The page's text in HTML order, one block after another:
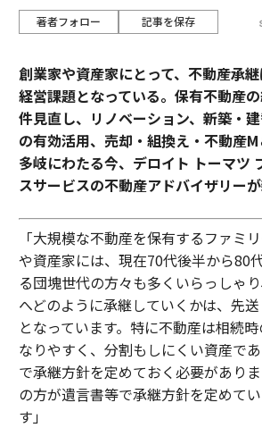
著者フォロー 記事を保存
創業家や資産家にとって、不動産承
経営課題となっている。保有不動産
件見直し、リノベーション、新築・
の有効活用、売却・組換え・不動産
多岐にわたる今、デロイト トーマツ
スサービスの不動産アドバイザリーが
「大規模な不動産を保有するファミ
や資産家には、現在70代後半から80
る団塊世代の方々も多くいらっしゃ
へどのように承継していくかは、先
となっています。特に不動産は相続
なりやすく、分割もしにくい資産で
で承継方針を定めておく必要があり
の方が遺言書等で承継方針を定めて
す」